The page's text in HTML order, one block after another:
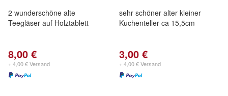
2 wunderschöne alte
Teegläser auf Holztablett
8,00 €
+ 4,00 € Versand
sehr schöner alter kleiner
Kuchenteller-ca 15,5cm
3,00 €
+ 4,00 € Versand